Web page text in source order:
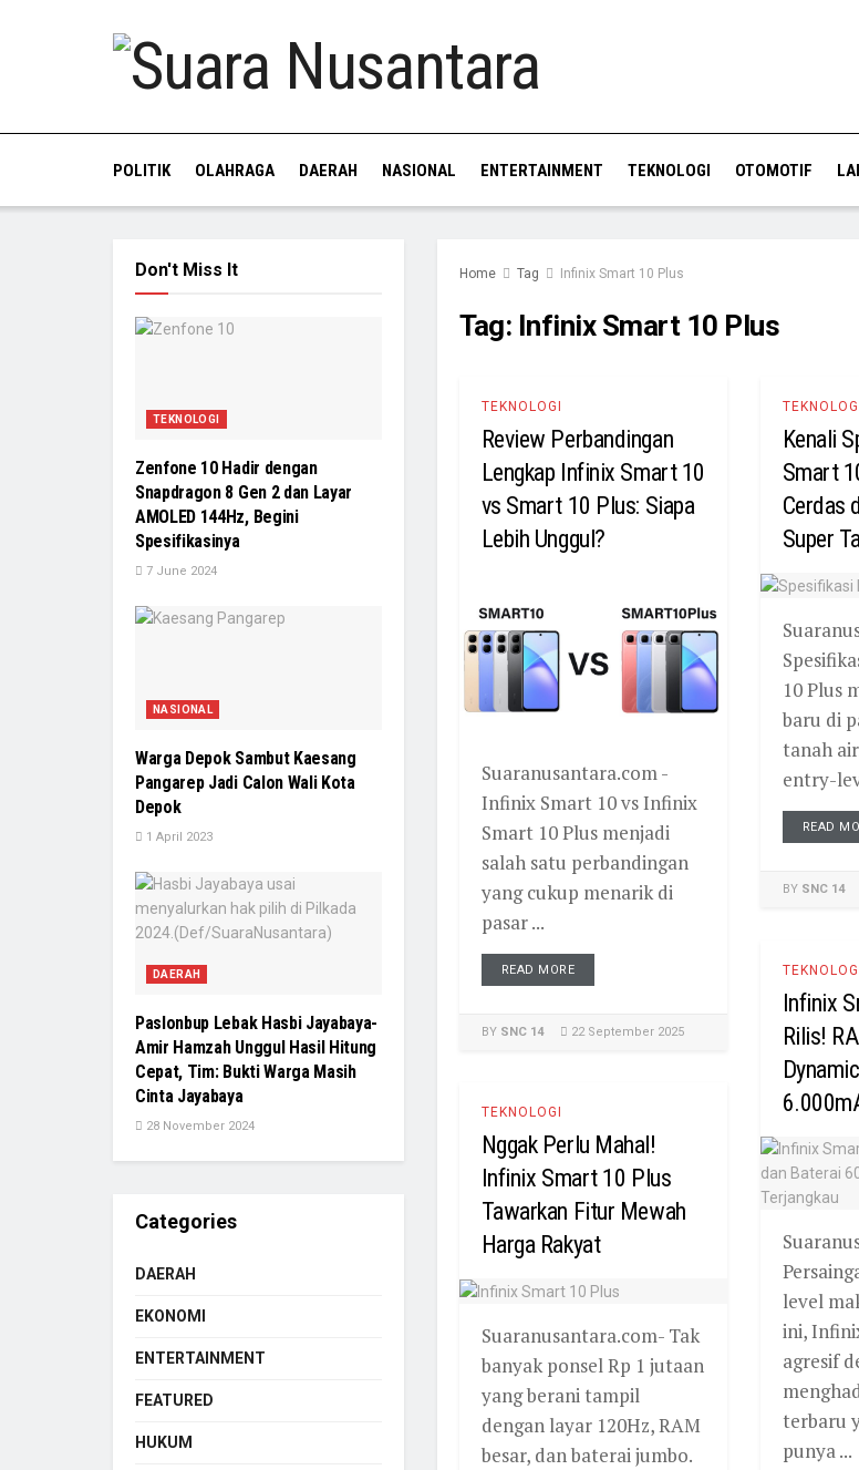
POLITIK OLAHRAGA DAERAH NASIONAL ENTERTAINMENT TEKNOLOGI OTOMOTIF
Home Tag Infinix Smart 10 Plus
Tag: Infinix Smart 10 Plus
TEKNOLOGI
Review Perbandingan
Lengkap Infinix Smart 10
vs Smart 10 Plus: Siapa
Lebih Unggul?
Suaranusantara.com -
Infinix Smart 10 vs Infinix
Smart 10 Plus menjadi
salah satu perbandingan
yang cukup menarik di
pasar ...
READ MORE
BY SNC 14 22 September 2025
TEKNOLOGI
Kenali
Smart
Cerdas
Super
10 Plus
baru di
tanah
entry-
READ
BY SNC 14
TEKNOLOGI
Infinix
Rilis!
level
ini,
agresif
terbaru
punya ...
TEKNOLOGI
Nggak Perlu Mahal!
Infinix Smart 10 Plus
Tawarkan Fitur Mewah
Harga Rakyat
Suaranusantara.com- Tak
banyak ponsel Rp 1 jutaan
yang berani tampil
dengan layar 120Hz, RAM
besar, dan baterai jumbo.
Don't Miss It
TEKNOLOGI
Zenfone 10 Hadir dengan
Snapdragon 8 Gen 2 dan Layar
AMOLED 144Hz, Begini
Spesifikasinya
7 June 2024
NASIONAL
Warga Depok Sambut Kaesang
Pangarep Jadi Calon Wali Kota
Depok
1 April 2023
DAERAH
Paslonbup Lebak Hasbi Jayabaya-
Amir Hamzah Unggul Hasil Hitung
Cepat, Tim: Bukti Warga Masih
Cinta Jayabaya
28 November 2024
Categories
DAERAH
EKONOMI
ENTERTAINMENT
FEATURED
HUKUM